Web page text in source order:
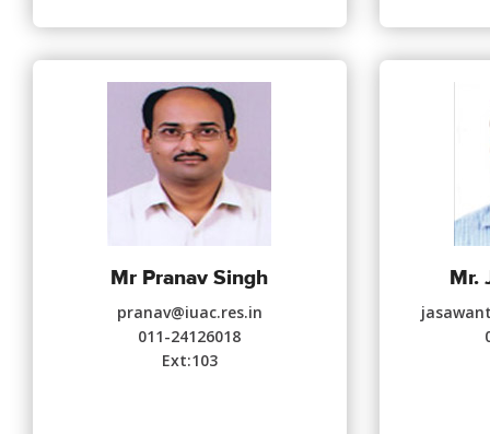
Mr Pranav Singh
pranav@iuac.res.in
011-24126018
Ext:103
Mr.